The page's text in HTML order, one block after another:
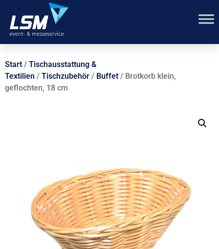
Start / Tischausstattung &
Textilien / Tischzubehör / Buffet / Brotkorb klein,
geflochten, 18 cm